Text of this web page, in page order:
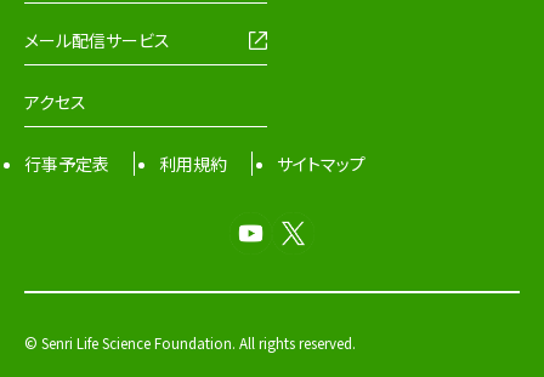
メール配信サービス
アクセス
行事予定表 利用規約 サイトマップ
© Senri Life Science Foundation. All rights reserved.